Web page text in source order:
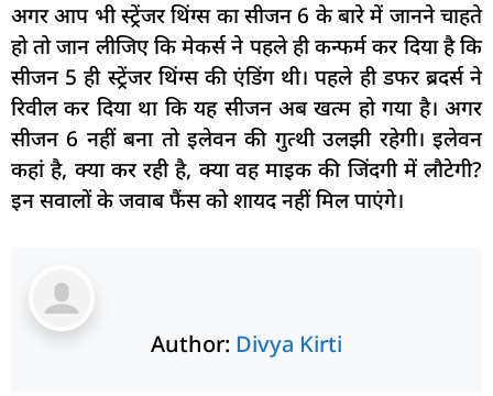
अगर आप भी स्ट्रेंजर थिंग्स का सीजन 6 के बारे में जानने चाहते
हो तो जान लीजिए कि मेकर्स ने पहले ही कन्फर्म कर दिया है कि
सीजन 5 ही स्ट्रेंजर थिंग्स की एंडिंग थी। पहले ही डफर ब्रदर्स ने
रिवील कर दिया था कि यह सीजन अब खत्म हो गया है। अगर
सीजन 6 नहीं बना तो इलेवन की गुत्थी उलझी रहेगी। इलेवन
कहां है, क्या कर रही है, क्या वह माइक की जिंदगी में लौटेगी?
इन सवालों के जवाब फैंस को शायद नहीं मिल पाएंगे।
Author: Divya Kirti